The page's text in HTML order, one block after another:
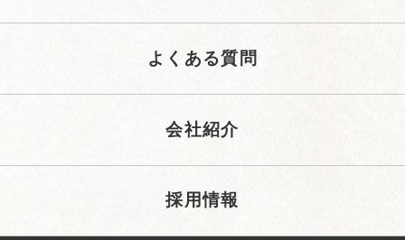
よくある質問
会社紹介
採用情報